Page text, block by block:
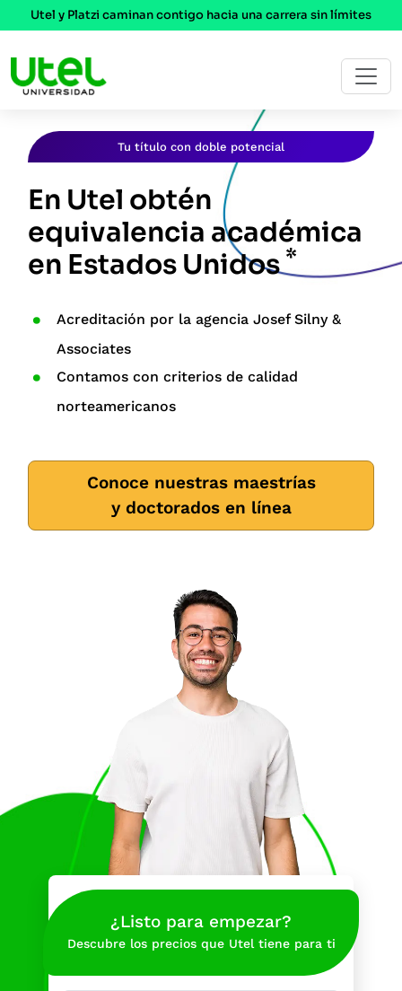
Utel y Platzi caminan contigo hacia una carrera sin límites
Tu título con doble potencial
En Utel obtén
equivalencia académica
en Estados Unidos*
Acreditación por la agencia Josef Silny &
Associates
Contamos con criterios de calidad
norteamericanos
Conoce nuestras maestrías
y doctorados en línea
¿Listo para empezar?
Descubre los precios que Utel tiene para ti